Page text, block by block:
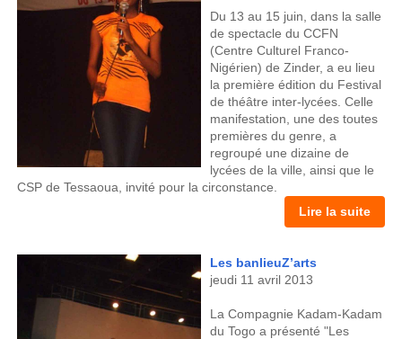
Du 13 au 15 juin, dans la salle
de spectacle du CCFN
(Centre Culturel Franco-
Nigérien) de Zinder, a eu lieu
la première édition du Festival
de théâtre inter-lycées. Celle
manifestation, une des toutes
premières du genre, a
regroupé une dizaine de
lycées de la ville, ainsi que le
CSP de Tessaoua, invité pour la circonstance.
Lire la suite
Les banlieuZ’arts
jeudi 11 avril 2013
La Compagnie Kadam-Kadam
du Togo a présenté "Les